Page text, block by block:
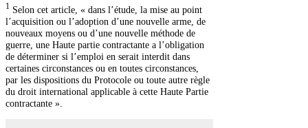
1 Selon cet article, « dans l’étude, la mise au point
l’acquisition ou l’adoption d’une nouvelle arme, de
nouveaux moyens ou d’une nouvelle méthode de
guerre, une Haute partie contractante a l’obligation
de déterminer si l’emploi en serait interdit dans
certaines circonstances ou en toutes circonstances,
par les dispositions du Protocole ou toute autre règle
du droit international applicable à cette Haute Partie
contractante ».